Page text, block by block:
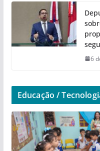
6
Educação /